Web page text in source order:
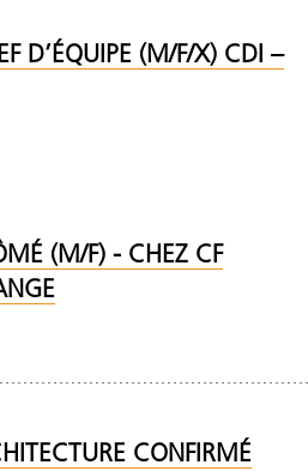
D’ÉQUIPE (M/F/X) CDI –
(M/F) - CHEZ CF
CONFIRMÉ